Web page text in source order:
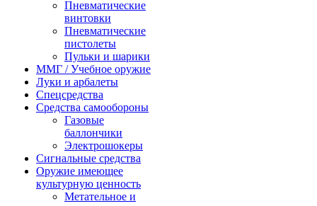
Пневматические
винтовки
Пневматические
пистолеты
Пульки и шарики
ММГ / Учебное оружие
Луки и арбалеты
Спецсредства
Средства самообороны
Газовые
баллончики
Электрошокеры
Сигнальные средства
Оружие имеющее
культурную ценность
Метательное и